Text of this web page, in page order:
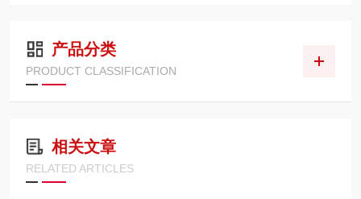
产品分类
PRODUCT CLASSIFICATION
相关文章
RELATED ARTICLES